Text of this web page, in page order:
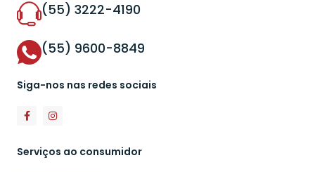
(55) 3222-4190
(55) 9600-8849
Siga-nos nas redes sociais
Serviços ao consumidor